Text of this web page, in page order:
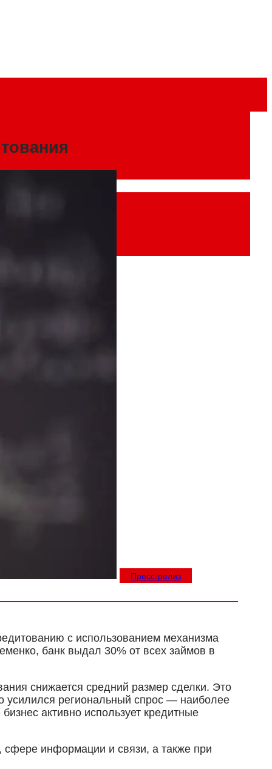
Пресс-релиз
с использованием механизма
банк выдал 30% от всех займов в
снижается средний размер сделки. Это
усилился региональный спрос — наиболее
активно использует кредитные
сфере информации и связи, а также при